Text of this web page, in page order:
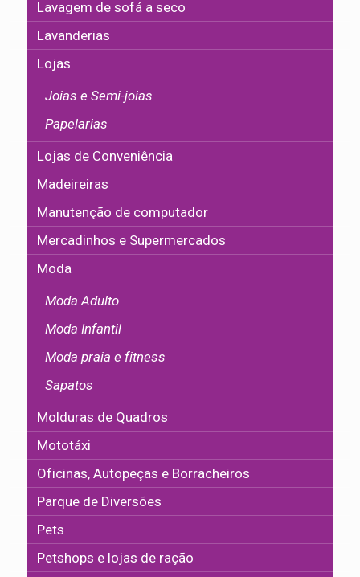
Lavagem de sofá a seco
Lavanderias
Lojas
Joias e Semi-joias
Papelarias
Lojas de Conveniência
Madeireiras
Manutenção de computador
Mercadinhos e Supermercados
Moda
Moda Adulto
Moda Infantil
Moda praia e fitness
Sapatos
Molduras de Quadros
Mototáxi
Oficinas, Autopeças e Borracheiros
Parque de Diversões
Pets
Petshops e lojas de ração